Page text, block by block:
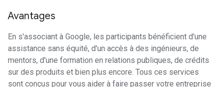
Avantages
En s'associant à Google, les participants bénéficient d'une
assistance sans équité, d'un accès à des ingénieurs, de
mentors, d'une formation en relations publiques, de crédits
sur des produits et bien plus encore. Tous ces services
sont conçus pour vous aider à faire passer votre entreprise